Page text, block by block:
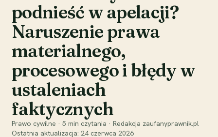
podnieść w apelacji?
Naruszenie prawa
materialnego,
procesowego i błędy w
ustaleniach
faktycznych
Prawo cywilne · 5 min czytania · Redakcja zaufanyprawnik.pl
Ostatnia aktualizacja: 24 czerwca 2026